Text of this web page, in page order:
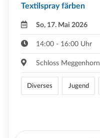
Textilspray färben
So, 17. Mai 2026
14:00 - 16:00 Uhr
Schloss Meggenhorn
Diverses Jugend